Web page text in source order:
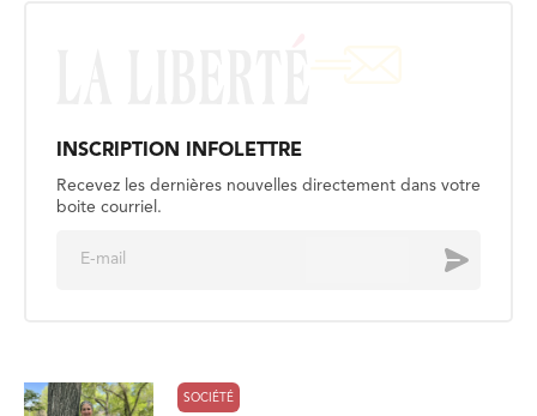
INSCRIPTION INFOLETTRE
Recevez les dernières nouvelles directement dans votre
boite courriel.
Envoyer
SOCIÉTÉ